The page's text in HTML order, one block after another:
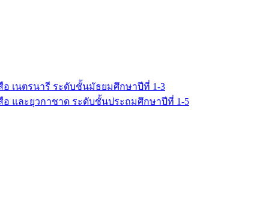
อ เนตรนารี ระดับชั้นมัธยมศึกษาปีที่ 1-3
อ และยุวกาชาด ระดับชั้นประถมศึกษาปีที่ 1-5